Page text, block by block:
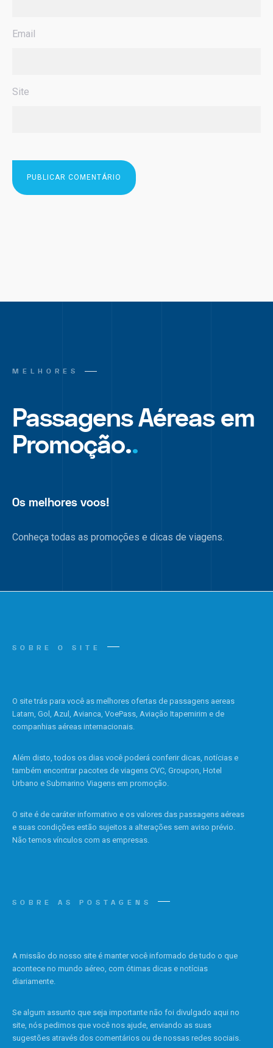
Email
Site
MELHORES
Passagens Aéreas em
Promoção..
Os melhores voos!
Conheça todas as promoções e dicas de viagens.
SOBRE O SITE
O site trás para você as melhores ofertas de passagens aereas
Latam, Gol, Azul, Avianca, VoePass, Aviação Itapemirim e de
companhias aéreas internacionais.
Além disto, todos os dias você poderá conferir dicas, notícias e
também encontrar pacotes de viagens CVC, Groupon, Hotel
Urbano e Submarino Viagens em promoção.
O site é de caráter informativo e os valores das passagens aéreas
e suas condições estão sujeitos a alterações sem aviso prévio.
Não temos vínculos com as empresas.
SOBRE AS POSTAGENS
A missão do nosso site é manter você informado de tudo o que
acontece no mundo aéreo, com ótimas dicas e notícias
diariamente.
Se algum assunto que seja importante não foi divulgado aqui no
site, nós pedimos que você nos ajude, enviando as suas
sugestões através dos comentários ou de nossas redes sociais.